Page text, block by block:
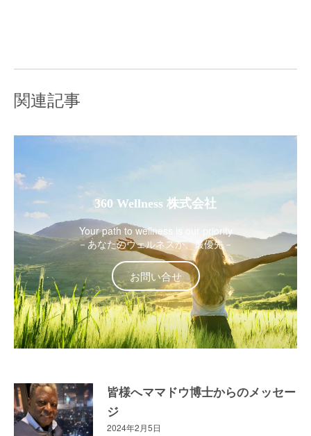
関連記事
360 Wellness 株式会社
Your path to wellness is our priority
－あなたのウェルネスが、最優先－
お問い合せ
皆様へママドウ博士からのメッセー
ジ
2024年2月5日